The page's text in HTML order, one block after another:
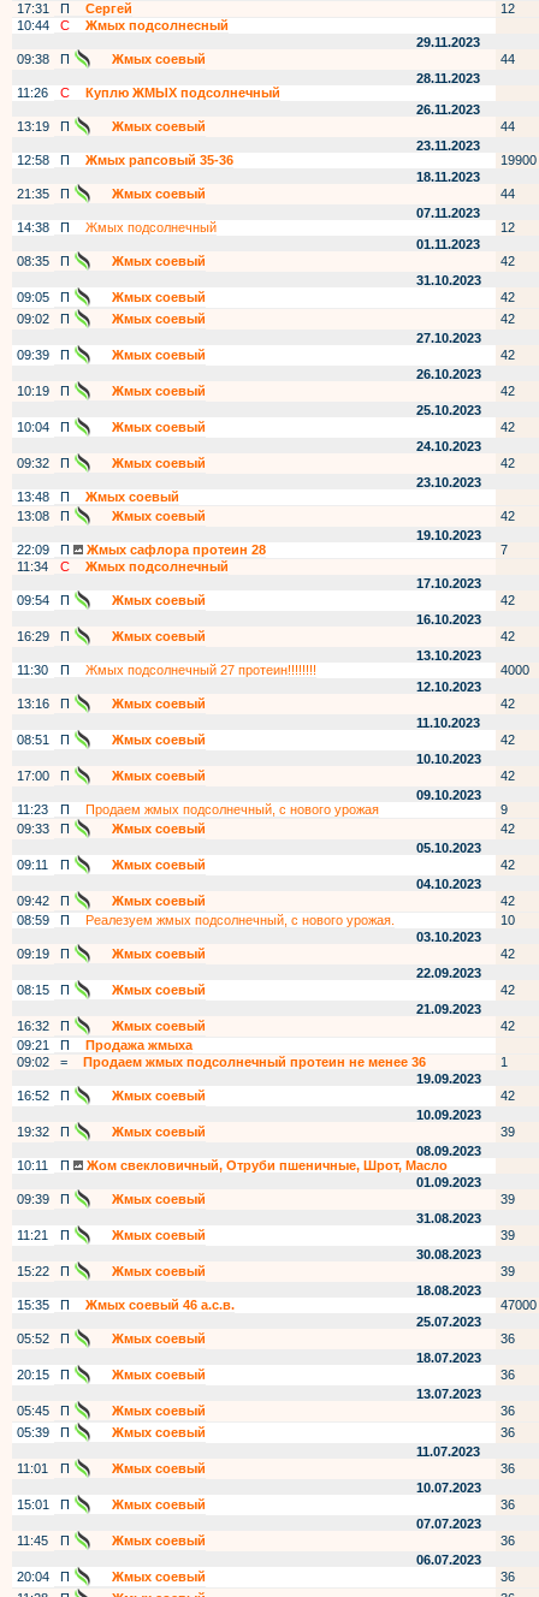
17:31
П Сергей
12
10:44
С
Жмых подсолнесный
29.11.2023
09:38
П Жмых соевый
44
28.11.2023
11:26
С
Куплю ЖМЫХ подсолнечный
26.11.2023
13:19
П Жмых соевый
44
23.11.2023
12:58
П Жмых рапсовый 35-36
19900
18.11.2023
21:35
П Жмых соевый
44
07.11.2023
14:38
П Жмых подсолнечный
12
01.11.2023
08:35
П Жмых соевый
42
31.10.2023
09:05
П Жмых соевый
42
09:02
П Жмых соевый
42
27.10.2023
09:39
П Жмых соевый
42
26.10.2023
10:19
П Жмых соевый
42
25.10.2023
10:04
П Жмых соевый
42
24.10.2023
09:32
П Жмых соевый
42
23.10.2023
13:48
П
Жмых соевый
13:08
П Жмых соевый
42
19.10.2023
22:09
П Жмых сафлора протеин 28
7
11:34
С
Жмых подсолнечный
17.10.2023
09:54
П Жмых соевый
42
16.10.2023
16:29
П Жмых соевый
42
13.10.2023
11:30
П Жмых подсолнечный 27 протеин!!!!!!!!
4000
12.10.2023
13:16
П Жмых соевый
42
11.10.2023
08:51
П Жмых соевый
42
10.10.2023
17:00
П Жмых соевый
42
09.10.2023
11:23
П Продаем жмых подсолнечный, с нового урожая
9
09:33
П Жмых соевый
42
05.10.2023
09:11
П Жмых соевый
42
04.10.2023
09:42
П Жмых соевый
42
08:59
П Реалезуем жмых подсолнечный, с нового урожая.
10
03.10.2023
09:19
П Жмых соевый
42
22.09.2023
08:15
П Жмых соевый
42
21.09.2023
16:32
П Жмых соевый
42
09:21
П
Продажа жмыха
09:02
= Продаем жмых подсолнечный протеин не менее 36
1
19.09.2023
16:52
П Жмых соевый
42
10.09.2023
19:32
П Жмых соевый
39
08.09.2023
10:11
П
Жом свекловичный, Отруби пшеничные, Шрот, Масло
01.09.2023
09:39
П Жмых соевый
39
31.08.2023
11:21
П Жмых соевый
39
30.08.2023
15:22
П Жмых соевый
39
18.08.2023
15:35
П Жмых соевый 46 а.с.в.
47000
25.07.2023
05:52
П Жмых соевый
36
18.07.2023
20:15
П Жмых соевый
36
13.07.2023
05:45
П Жмых соевый
36
05:39
П Жмых соевый
36
11.07.2023
11:01
П Жмых соевый
36
10.07.2023
15:01
П Жмых соевый
36
07.07.2023
11:45
П Жмых соевый
36
06.07.2023
20:04
П Жмых соевый
36